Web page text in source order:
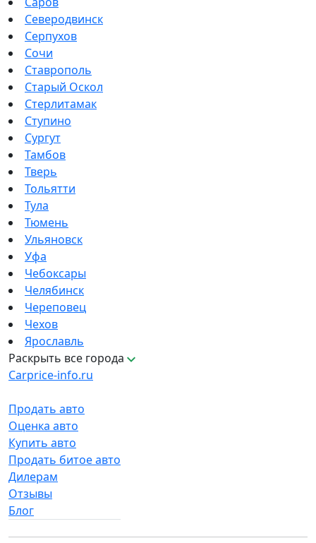
Северодвинск
Серпухов
Сочи
Ставрополь
Старый Оскол
Стерлитамак
Ступино
Сургут
Тамбов
Тверь
Тольятти
Тула
Тюмень
Ульяновск
Уфа
Чебоксары
Челябинск
Череповец
Чехов
Ярославль
Раскрыть все города
Carprice-info.ru
Продать авто
Оценка авто
Купить авто
Продать битое авто
Дилерам
Отзывы
Блог